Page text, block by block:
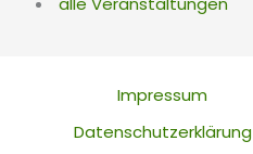
Impressum
Datenschutzerklärung